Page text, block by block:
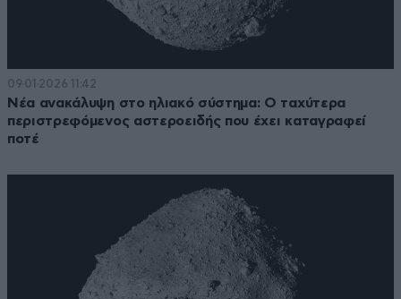
09·01·2026 11:42
Νέα ανακάλυψη στο ηλιακό σύστημα: Ο ταχύτερα
περιστρεφόμενος αστεροειδής που έχει καταγραφεί
ποτέ